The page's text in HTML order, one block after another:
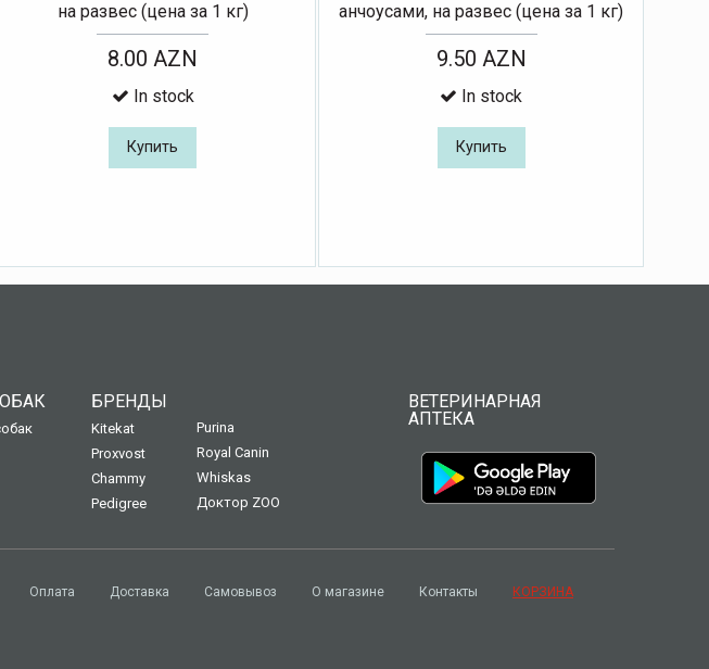
на развес (цена за 1 кг)
8.00 AZN
In stock
Купить
анчоусами, на развес (цена за 1 кг)
9.50 AZN
In stock
Купить
БРЕНДЫ
Kitekat
Proxvost
Chammy
Pedigree
Purina
Royal Canin
Whiskas
Доктор ZOO
ВЕТЕРИНАРНАЯ
АПТЕКА
Оплата Доставка Самовывоз О магазине Контакты КОРЗИНА